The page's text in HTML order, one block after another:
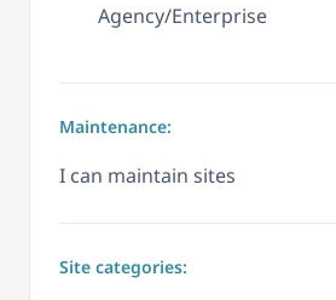
Agency/Enterprise
Maintenance:
I can maintain sites
Site categories: